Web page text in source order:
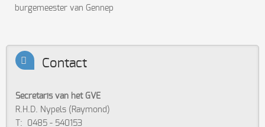
burgemeester van Gennep
Contact
Secretaris van het GVE
R.H.D. Nypels (Raymond)
T: 0485 - 540153